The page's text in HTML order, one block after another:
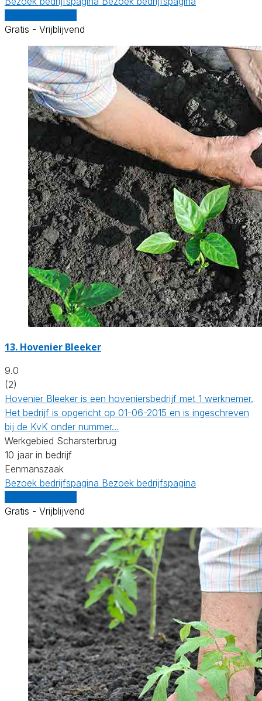
Gratis - Vrijblijvend
13. Hovenier Bleeker
9.0
(2)
Hovenier Bleeker is een hoveniersbedrijf met 1 werknemer.
Het bedrijf is opgericht op 01-06-2015 en is ingeschreven
bij de KvK onder nummer…
Werkgebied Scharsterbrug
10 jaar in bedrijf
Eenmanszaak
Bezoek bedrijfspagina Bezoek bedrijfspagina
Gratis - Vrijblijvend